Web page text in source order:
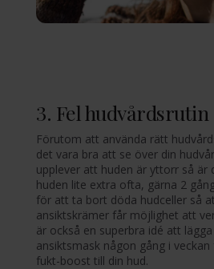
3. Fel hudvårdsrutin
Förutom att använda rätt
det vara bra att se över din
upplever att huden är yttorr så är
huden lite extra ofta, gärna 2
för att ta bort döda hudceller så
ansiktskrämer får möjlighet att
är också en superbra idé att
ansiktsmask någon gång i
fukt-boost till din hud.